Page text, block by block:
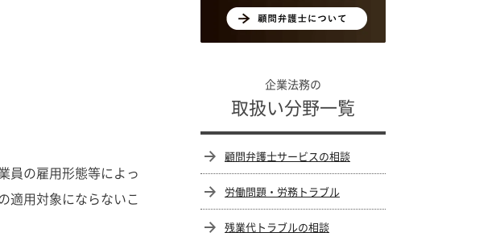
員の雇用形態等によっ
適用対象にならないこ
企業法務の
取扱い分野一覧
顧問弁護士サービスの相談
労働問題・労務トラブル
残業代トラブルの相談